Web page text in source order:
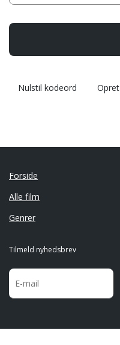
©
2020
Nulstil kodeord
Forside
Alle film
Genrer
Tilmeld nyhedsbrev